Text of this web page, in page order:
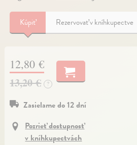
Kúpiť Rezervovať v kníhkupectve
12,80 €
13,20 €
?
Zasielame do 12 dní
Pozrieť dostupnosť
v kníhkupectvách